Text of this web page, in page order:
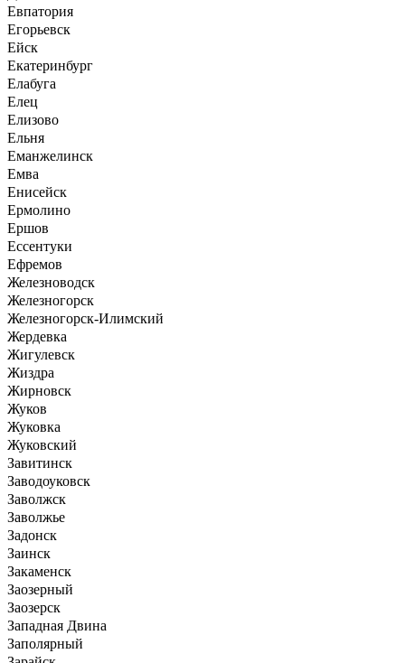
Евпатория
Егорьевск
Ейск
Екатеринбург
Елабуга
Елец
Елизово
Ельня
Еманжелинск
Емва
Енисейск
Ермолино
Ершов
Ессентуки
Ефремов
Железноводск
Железногорск
Железногорск-Илимский
Жердевка
Жигулевск
Жиздра
Жирновск
Жуков
Жуковка
Жуковский
Завитинск
Заводоуковск
Заволжск
Заволжье
Задонск
Заинск
Закаменск
Заозерный
Заозерск
Западная Двина
Заполярный